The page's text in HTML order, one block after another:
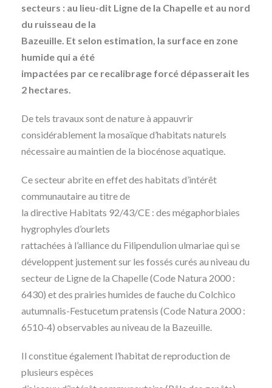
secteurs : au lieu-dit Ligne de la Chapelle et au nord
du ruisseau de la
Bazeuille. Et selon estimation, la surface en zone
humide qui a été
impactées par ce recalibrage forcé dépasserait les
2 hectares.
De tels travaux sont de nature à appauvrir
considérablement la mosaïque d’habitats naturels
nécessaire au maintien de la biocénose aquatique.
Ce secteur abrite en effet des habitats d’intérêt
communautaire au titre de
la directive Habitats 92/43/CE : des mégaphorbiaies
hygrophyles d’ourlets
rattachées à l’alliance du Filipendulion ulmariae qui se
développent justement sur les fossés curés au niveau du
secteur de Ligne de la Chapelle (Code Natura 2000 :
6430) et des prairies humides de fauche du Colchico
autumnalis-Festucetum pratensis (Code Natura 2000 :
6510-4) observables au niveau de la Bazeuille.
Il constitue également l’habitat de reproduction de
plusieurs espèces